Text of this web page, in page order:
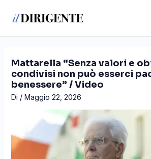
Mattarella “Senza valori e
condivisi non può esserci
benessere” / Video
Di / Maggio 22, 2026
articoli